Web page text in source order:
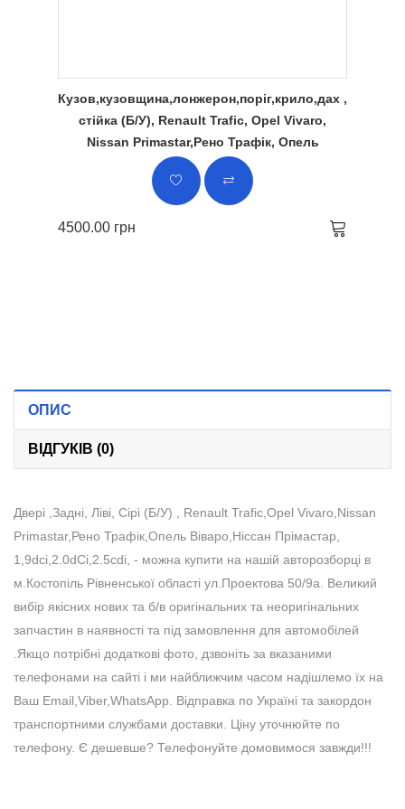
Кузов,кузовщина,лонжерон,поріг,крило,дах ,
стійка (Б/У), Renault Trafic, Opel Vivaro,
Nissan Primastar,Рено Трафік, Опель
4500.00 грн
ОПИС
ВІДГУКІВ (0)
Двері ,Задні, Ліві, Сірі (Б/У) , Renault Trafic,Opel Vivaro,Nissan
Primastar,Рено Трафік,Опель Віваро,Ніссан Прімастар,
1,9dci,2.0dCi,2.5cdi, - можна купити на нашій авторозборці в
м.Костопіль Рівненської області ул.Проектова 50/9а. Великий
вибір якісних нових та б/в оригінальних та неоригінальних
запчастин в наявності та під замовлення для автомобілей
.Якщо потрібні додаткові фото, дзвоніть за вказаними
телефонами на сайті і ми найближчим часом надішлемо їх на
Ваш Email,Viber,WhatsApp. Відправка по Україні та закордон
транспортними службами доставки. Ціну уточнюйте по
телефону. Є дешевше? Телефонуйте домовимося завжди!!!